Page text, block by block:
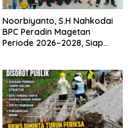
Noorbiyanto, S.H Nahkodai
BPC Peradin Magetan
Periode 2026–2028, Siap